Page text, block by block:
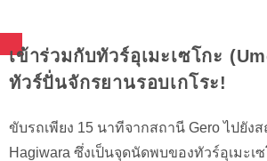
เข้าร่วมกับทัวร์อุเมะเซโกะ
ทัวร์ปั่นจักรยานรอบเกโระ!
ขับรถเพียง 15 นาทีจากสถานี Gero ไปยัง
Hagiwara ซึ่งเป็นจุดนัดพบของทัวร์อุเมะเซ